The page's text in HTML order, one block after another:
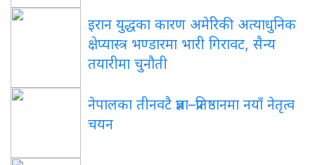
इरान युद्धका कारण अमेरिकी अत्याधुनिक
क्षेप्यास्त्र भण्डारमा भारी गिरावट, सैन्य
तयारीमा चुनौती
नेपालका तीनवटै प्रज्ञा–प्रतिष्ठानमा नयाँ नेतृत्व
चयन